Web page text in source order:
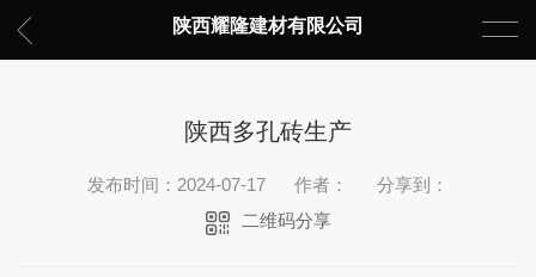
陕西耀隆建材有限公司
陕西多孔砖生产
发布时间：2024-07-17 作者：
分享到：
二维码分享